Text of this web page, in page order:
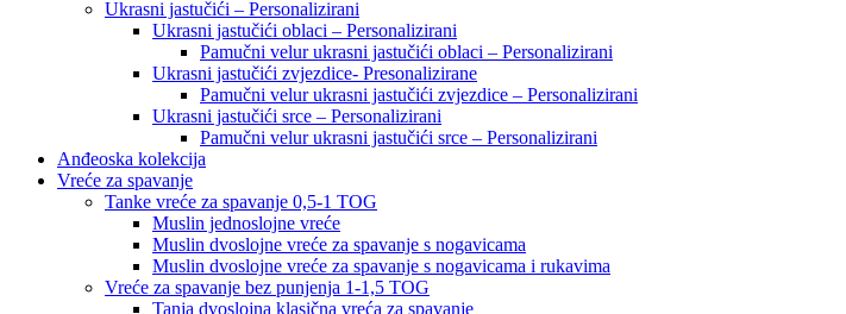
Ukrasni jastučići – Personalizirani
Ukrasni jastučići oblaci – Personalizirani
Pamučni velur ukrasni jastučići oblaci – Personalizirani
Ukrasni jastučići zvjezdice- Presonalizirane
Pamučni velur ukrasni jastučići zvjezdice – Personalizirani
Ukrasni jastučići srce – Personalizirani
Pamučni velur ukrasni jastučići srce – Personalizirani
Anđeoska kolekcija
Vreće za spavanje
Tanke vreće za spavanje 0,5-1 TOG
Muslin jednoslojne vreće
Muslin dvoslojne vreće za spavanje s nogavicama
Muslin dvoslojne vreće za spavanje s nogavicama i rukavima
Vreće za spavanje bez punjenja 1-1,5 TOG
Tanja dvoslojna klasična vreća za spavanje